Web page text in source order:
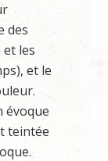
des
les
et le
évoque
teintée